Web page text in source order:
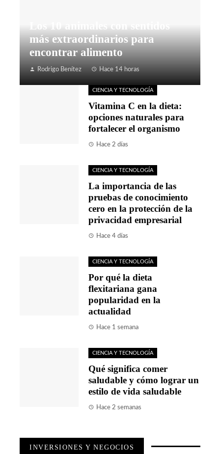
Los 10 animales con sentidos
más extraordinarios para
encontrar alimento
Rodrigo Benítez Hace 14 horas
CIENCIA Y TECNOLOGÍA
Vitamina C en la dieta:
opciones naturales para
fortalecer el organismo
Hace 2 días
CIENCIA Y TECNOLOGÍA
La importancia de las
pruebas de conocimiento
cero en la protección de la
privacidad empresarial
Hace 4 días
CIENCIA Y TECNOLOGÍA
Por qué la dieta
flexitariana gana
popularidad en la
actualidad
Hace 1 semana
CIENCIA Y TECNOLOGÍA
Qué significa comer
saludable y cómo lograr un
estilo de vida saludable
Hace 2 semanas
INVERSIONES Y NEGOCIOS